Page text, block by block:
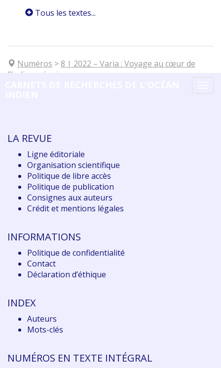
Tous les textes...
Numéros > 8 | 2022 – Varia : Voyage au cœur de
l’Indianocéanie
LA REVUE
Ligne éditoriale
Organisation scientifique
Politique de libre accès
Politique de publication
Consignes aux auteurs
Crédit et mentions légales
INFORMATIONS
Politique de confidentialité
Contact
Déclaration d’éthique
INDEX
Auteurs
Mots-clés
NUMÉROS EN TEXTE INTÉGRAL